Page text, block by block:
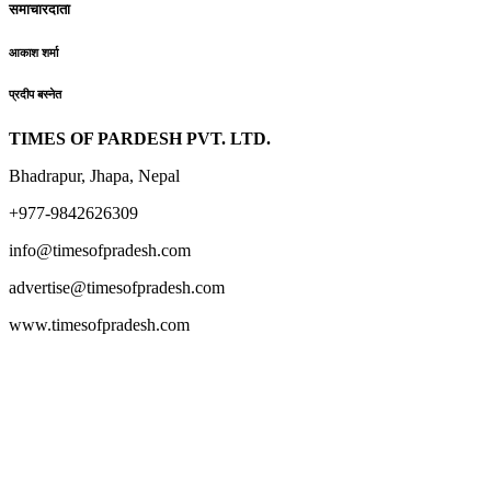
समाचारदाता
आकाश शर्मा
प्रदीप बस्नेत
TIMES OF PARDESH PVT. LTD.
Bhadrapur, Jhapa, Nepal
+977-9842626309
info@timesofpradesh.com
advertise@timesofpradesh.com
www.timesofpradesh.com